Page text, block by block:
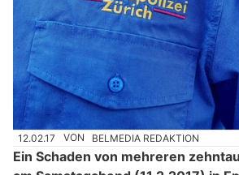
12.02.17 VON BELMEDIA REDAKTION
Ein Schaden von mehreren